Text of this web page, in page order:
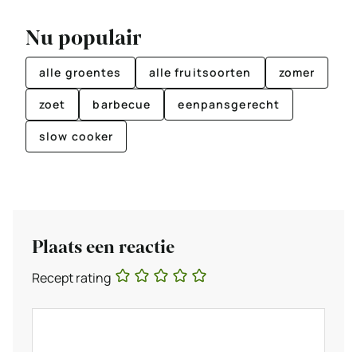
Nu populair
alle groentes alle fruitsoorten zomer
zoet barbecue eenpansgerecht
slow cooker
Plaats een reactie
Recept rating